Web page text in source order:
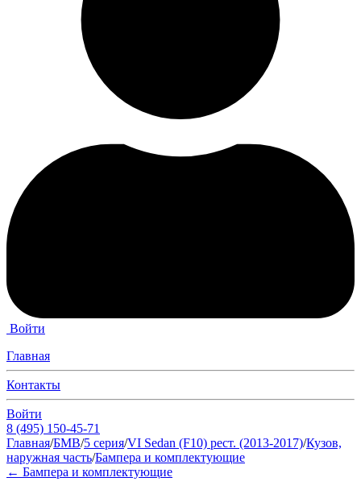
Войти
Главная
Контакты
Войти
8 (495) 150-45-71
Главная/БМВ/5 серия/VI Sedan (F10) рест. (2013-2017)/Кузов,
наружная часть/Бампера и комплектующие
← Бампера и комплектующие